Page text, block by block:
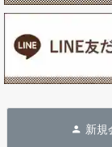
新規